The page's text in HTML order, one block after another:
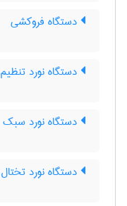
دستگاه فروکشی
دستگاه نورد تنظیم
دستگاه نورد سبک
دستگاه نورد تختال